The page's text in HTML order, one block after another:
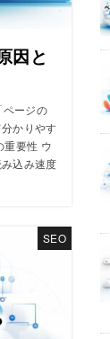
因と
ページの
かりやす
重要性 ウ
込み速度
SEO